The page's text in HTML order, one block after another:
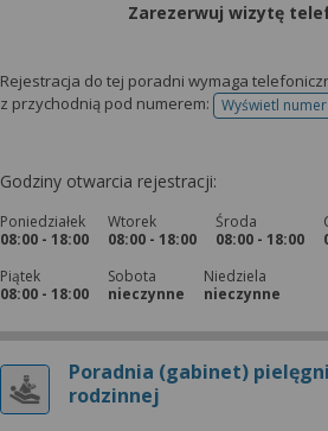
Zarezerwuj wizytę
Rejestracja do tej poradni wymaga
z przychodnią pod numerem:
Wyświetl numer
Godziny otwarcia rejestracji:
Poniedziałek
08:00 - 18:00
Wtorek
08:00 - 18:00
Środa
08:00 - 18:00
Piątek
08:00 - 18:00
Sobota
nieczynne
Niedziela
nieczynne
Poradnia (gabinet)
rodzinnej